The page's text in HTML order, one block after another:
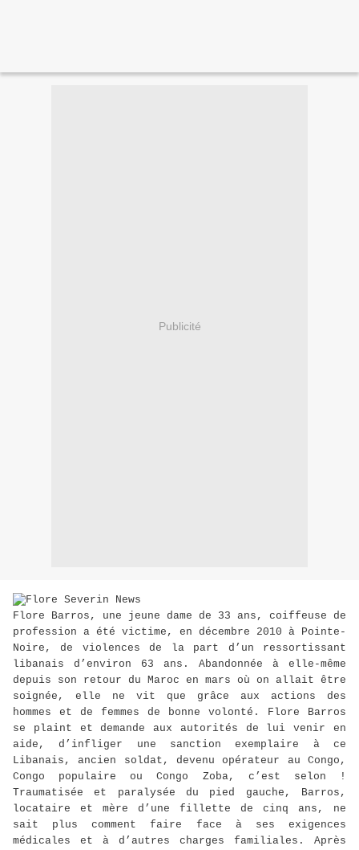
Publicité
Flore Barros, une jeune dame de 33 ans, coiffeuse de
profession a été victime, en décembre 2010 à Pointe-
Noire, de violences de la part d’un ressortissant
libanais d’environ 63 ans. Abandonnée à elle-même
depuis son retour du Maroc en mars où on allait être
soignée, elle ne vit que grâce aux actions des
hommes et de femmes de bonne volonté. Flore Barros
se plaint et demande aux autorités de lui venir en
aide, d’infliger une sanction exemplaire à ce
Libanais, ancien soldat, devenu opérateur au Congo,
Congo populaire ou Congo Zoba, c’est selon !
Traumatisée et paralysée du pied gauche, Barros,
locataire et mère d’une fillette de cinq ans, ne
sait plus comment faire face à ses exigences
médicales et à d’autres charges familiales. Après